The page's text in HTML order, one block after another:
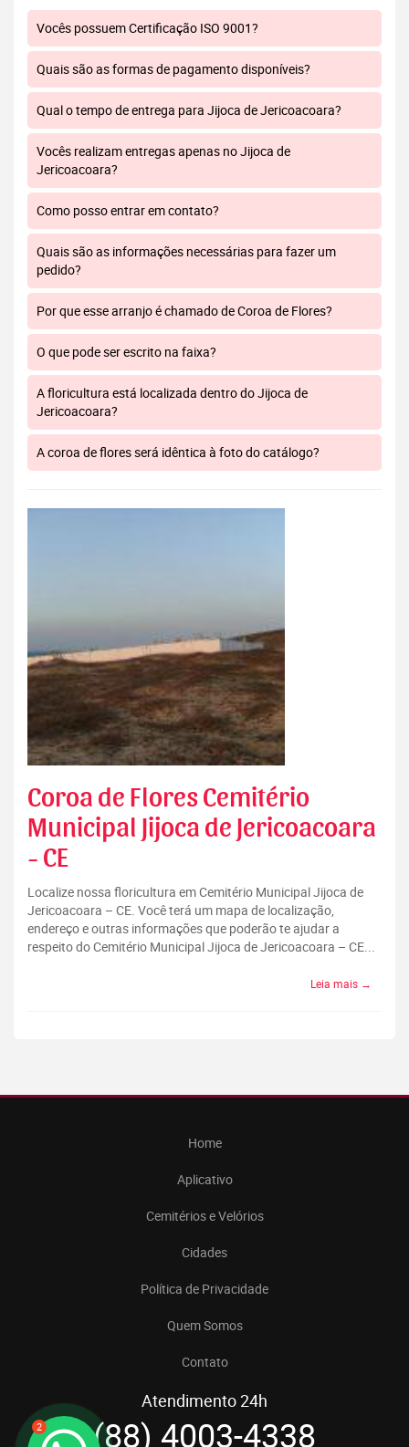
2
Vocês possuem Certificação ISO 9001?
Quais são as formas de pagamento disponíveis?
Qual o tempo de entrega para Jijoca de Jericoacoara?
Vocês realizam entregas apenas no Jijoca de
Jericoacoara?
Como posso entrar em contato?
Quais são as informações necessárias para fazer um
pedido?
Por que esse arranjo é chamado de Coroa de Flores?
O que pode ser escrito na faixa?
A floricultura está localizada dentro do Jijoca de
Jericoacoara?
A coroa de flores será idêntica à foto do catálogo?
Coroa de Flores Cemitério
Municipal Jijoca de Jericoacoara
- CE
Localize nossa floricultura em Cemitério Municipal Jijoca de
Jericoacoara – CE. Você terá um mapa de localização,
endereço e outras informações que poderão te ajudar a
respeito do Cemitério Municipal Jijoca de Jericoacoara – CE...
Leia mais →
Home
Aplicativo
Cemitérios e Velórios
Cidades
Política de Privacidade
Quem Somos
Contato
Atendimento 24h
(88) 4003-4338